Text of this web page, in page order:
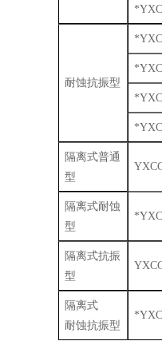
耐蚀抗振型
隔离式普通
型
隔离式耐蚀
型
隔离式抗振
型
隔离式
耐蚀抗振型